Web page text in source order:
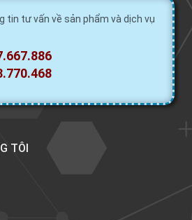
tin tư vấn về sản phẩm và dịch vụ
TÔI